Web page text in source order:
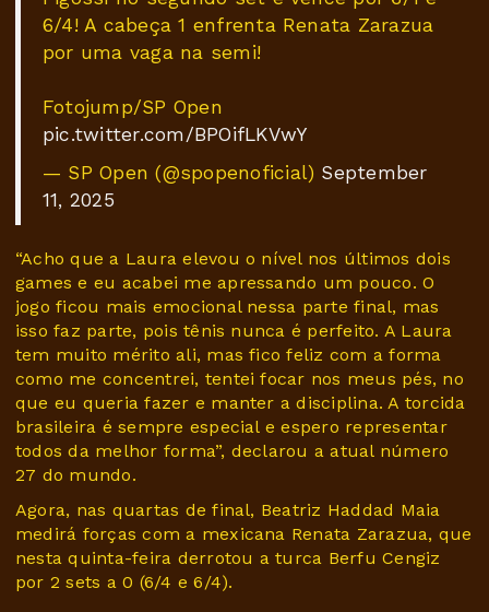
6/4! A cabeça 1 enfrenta Renata Zarazua
por uma vaga na semi!
Fotojump/SP Open
pic.twitter.com/BPOifLKVwY
— SP Open (@spopenoficial) September
11, 2025
“Acho que a Laura elevou o nível nos últimos dois
games e eu acabei me apressando um pouco. O
jogo ficou mais emocional nessa parte final, mas
isso faz parte, pois tênis nunca é perfeito. A Laura
tem muito mérito ali, mas fico feliz com a forma
como me concentrei, tentei focar nos meus pés, no
que eu queria fazer e manter a disciplina. A torcida
brasileira é sempre especial e espero representar
todos da melhor forma”, declarou a atual número
27 do mundo.
Agora, nas quartas de final, Beatriz Haddad Maia
medirá forças com a mexicana Renata Zarazua, que
nesta quinta-feira derrotou a turca Berfu Cengiz
por 2 sets a 0 (6/4 e 6/4).